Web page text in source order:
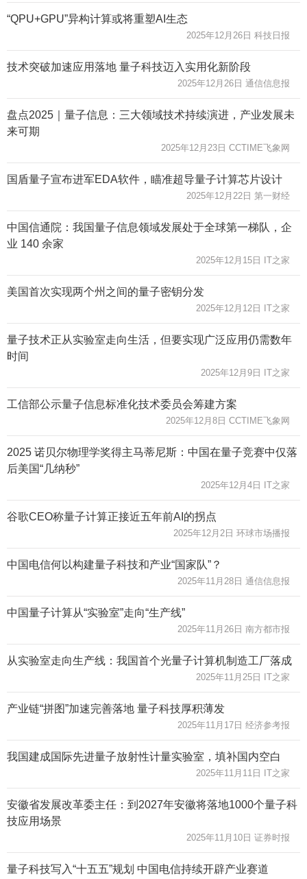
“QPU+GPU”异构计算或将重塑AI生态
2025年12月26日 科技日报
技术突破加速应用落地 量子科技迈入实用化新阶段
2025年12月26日 通信信息报
盘点2025｜量子信息：三大领域技术持续演进，产业发展未
来可期
2025年12月23日 CCTIME飞象网
国盾量子宣布进军EDA软件，瞄准超导量子计算芯片设计
2025年12月22日 第一财经
中国信通院：我国量子信息领域发展处于全球第一梯队，企
业 140 余家
2025年12月15日 IT之家
美国首次实现两个州之间的量子密钥分发
2025年12月12日 IT之家
量子技术正从实验室走向生活，但要实现广泛应用仍需数年
时间
2025年12月9日 IT之家
工信部公示量子信息标准化技术委员会筹建方案
2025年12月8日 CCTIME飞象网
2025 诺贝尔物理学奖得主马蒂尼斯：中国在量子竞赛中仅落
后美国“几纳秒”
2025年12月4日 IT之家
谷歌CEO称量子计算正接近五年前AI的拐点
2025年12月2日 环球市场播报
中国电信何以构建量子科技和产业“国家队”？
2025年11月28日 通信信息报
中国量子计算从“实验室”走向“生产线”
2025年11月26日 南方都市报
从实验室走向生产线：我国首个光量子计算机制造工厂落成
2025年11月25日 IT之家
产业链“拼图”加速完善落地 量子科技厚积薄发
2025年11月17日 经济参考报
我国建成国际先进量子放射性计量实验室，填补国内空白
2025年11月11日 IT之家
安徽省发展改革委主任：到2027年安徽将落地1000个量子科
技应用场景
2025年11月10日 证券时报
量子科技写入“十五五”规划 中国电信持续开辟产业赛道